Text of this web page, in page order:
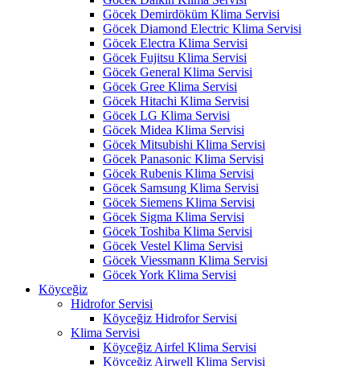
Göcek Demirdöküm Klima Servisi
Göcek Diamond Electric Klima Servisi
Göcek Electra Klima Servisi
Göcek Fujitsu Klima Servisi
Göcek General Klima Servisi
Göcek Gree Klima Servisi
Göcek Hitachi Klima Servisi
Göcek LG Klima Servisi
Göcek Midea Klima Servisi
Göcek Mitsubishi Klima Servisi
Göcek Panasonic Klima Servisi
Göcek Rubenis Klima Servisi
Göcek Samsung Klima Servisi
Göcek Siemens Klima Servisi
Göcek Sigma Klima Servisi
Göcek Toshiba Klima Servisi
Göcek Vestel Klima Servisi
Göcek Viessmann Klima Servisi
Göcek York Klima Servisi
Köyceğiz
Hidrofor Servisi
Köyceğiz Hidrofor Servisi
Klima Servisi
Köyceğiz Airfel Klima Servisi
Köyceğiz Airwell Klima Servisi